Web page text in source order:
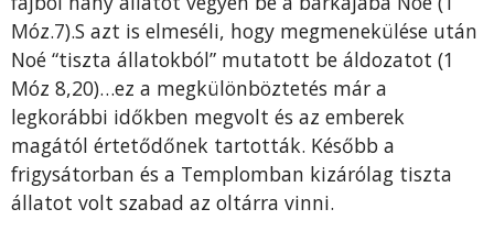
Móz.7).S azt is elmeséli, hogy megmenekülése után
Noé “tiszta állatokból” mutatott be áldozatot (1
Móz 8,20)…ez a megkülönböztetés már a
legkorábbi időkben megvolt és az emberek
magától értetődőnek tartották. Később a
frigysátorban és a Templomban kizárólag tiszta
állatot volt szabad az oltárra vinni.